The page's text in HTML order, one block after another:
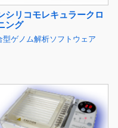
シリコモレキュラークロ
ング
型ゲノム解析ソフトウェア